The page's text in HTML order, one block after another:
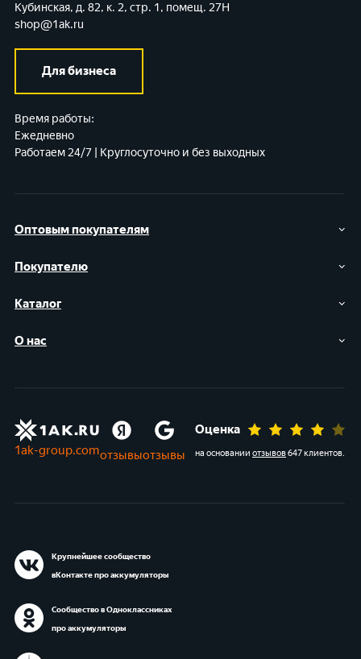
Оптовым покупателям
Покупателю
Каталог
О нас
Кубинская, д. 82, к. 2, стр. 1, помещ. 27Н
shop@1ak.ru
Для бизнеса
Время работы:
Ежедневно
Работаем 24/7 | Круглосуточно и без выходных
1ak-group.comотзывыотзывы
Оценка
на основании отзывов647 клиентов.
Крупнейшее сообщество
вКонтакте про аккумуляторы
Сообщество в Одноклассниках
про аккумуляторы